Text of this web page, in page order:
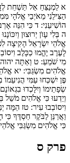
א לַמְנַצֵּחַ אַל תַּשְׁחֵת
הַצִּילֵנִי מֵאֹיְבַי אֱלֹהָי
הוֹשִׁיעֵנִי: ד כִּי הִנֵּה
ה בְּלִי עָוֺן יְרוּצוּן
אֱלֹהֵי יִשְׂרָאֵל הָקִיצָה
לָעֶרֶב יֶהֱמוּ כַכָּלֶב
מִי שֹׁמֵעַ: ט וְאַתָּה
אֱלֹהִים מִשְׂגַּבִּי: יא
פֶּן יִשְׁכְּחוּ עַמִּי הֲנִיעֵמוֹ
שְׂפָתֵימוֹ וְיִלָּכְדוּ
וְיֵדְעוּ כִּי אֱלֹהִים
וִיסוֹבְבוּ עִיר: טז הֵמָּה
וַאֲרַנֵּן לַבֹּקֶר חַסְדֶּךָ כִּי
כִּי אֱלֹהִים מִשְׂגַּבִּי
פרק ס